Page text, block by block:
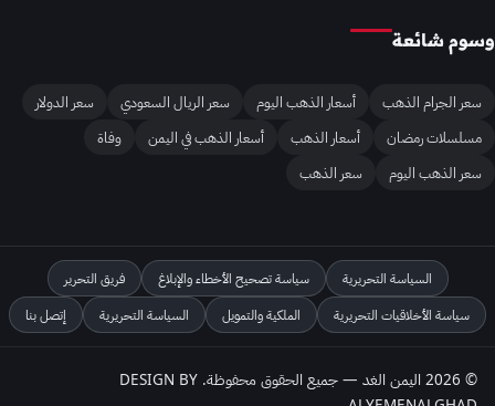
وسوم شائعة
سعر الجرام الذهب أسعار الذهب اليوم سعر الريال السعودي
سعر الدولار
مسلسلات رمضان
أسعار الذهب أسعار الذهب في اليمن
وفاة
سعر الذهب اليوم
سعر الذهب
السياسة التحريرية سياسة تصحيح الأخطاء والإبلاغ
فريق التحرير
سياسة الأخلاقيات التحريرية
الملكية والتمويل السياسة التحريرية إتصل بنا
© 2026 اليمن الغد — جميع الحقوق محفوظة. DESIGN BY